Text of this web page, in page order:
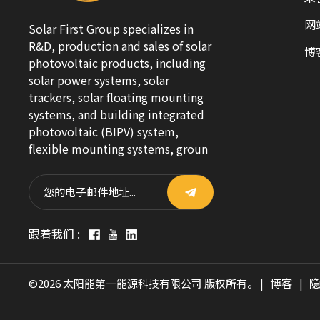
Solar First Group specializes in
R&D, production and sales of solar
photovoltaic products, including
solar power systems, solar
trackers, solar floating mounting
systems, and building integrated
photovoltaic (BIPV) system,
flexible mounting systems, groun
跟着我们 :
网
博
©2026 太阳能第一能源科技有限公司 版权所有。 | 博客 |